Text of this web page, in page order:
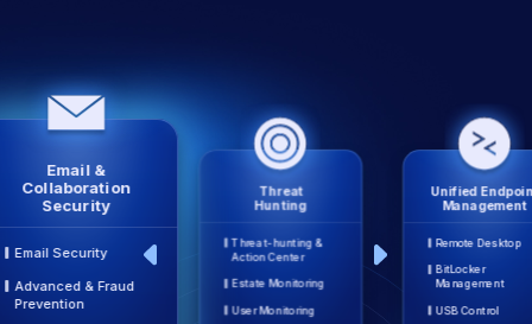
Email &
Collaboration
Security
Email Security
Advanced & Fraud
Prevention
Threat
Hunting
Threat-hunting &
Action Center
Estate Monitoring
User Monitoring
Unified
Management
Remote Desktop
BitLocker
Management
USB Control